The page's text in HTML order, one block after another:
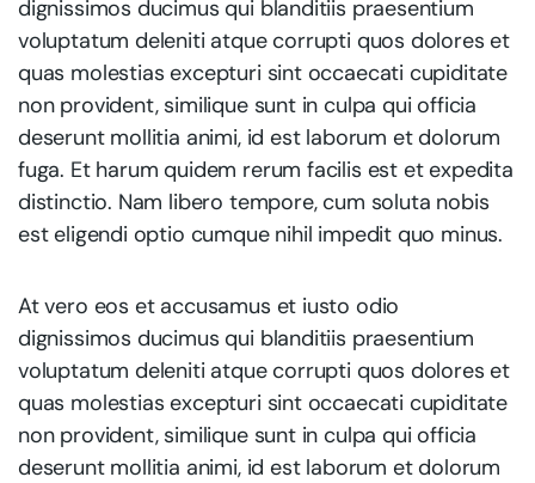
dignissimos ducimus qui blanditiis praesentium
voluptatum deleniti atque corrupti quos dolores et
quas molestias excepturi sint occaecati cupiditate
non provident, similique sunt in culpa qui officia
deserunt mollitia animi, id est laborum et dolorum
fuga. Et harum quidem rerum facilis est et expedita
distinctio. Nam libero tempore, cum soluta nobis
est eligendi optio cumque nihil impedit quo minus.
At vero eos et accusamus et iusto odio
dignissimos ducimus qui blanditiis praesentium
voluptatum deleniti atque corrupti quos dolores et
quas molestias excepturi sint occaecati cupiditate
non provident, similique sunt in culpa qui officia
deserunt mollitia animi, id est laborum et dolorum